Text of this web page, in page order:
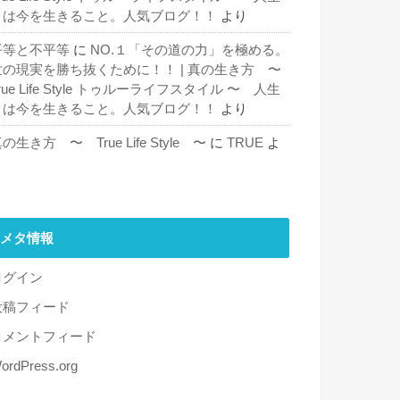
は今を生きること。人気ブログ！！
より
等と不平等 に NO.１「その道の力」を極める。
の現実を勝ち抜くために！！ | 真の生き方 〜
Life Style トゥルーライフスタイル 〜 人生
は今を生きること。人気ブログ！！
より
の生き方 〜 True Life Style 〜 に TRUE よ
メタ情報
グイン
稿フィード
メントフィード